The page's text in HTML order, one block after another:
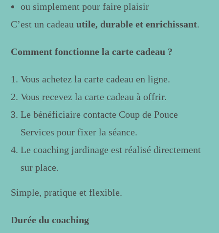
ou simplement pour faire plaisir
C’est un cadeauutile, durable et enrichissant.
Comment fonctionne la carte cadeau ?
Vous achetez la carte cadeau en ligne.
Vous recevez la carte cadeau à offrir.
Le bénéficiaire contacte Coup de Pouce
Services pour fixer la séance.
Le coaching jardinage est réalisé directement
sur place.
Simple, pratique et flexible.
Durée du coaching